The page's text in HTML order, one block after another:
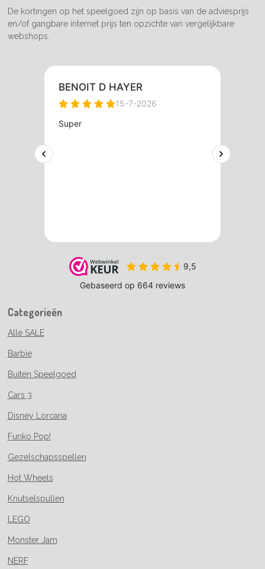
De kortingen op het speelgoed zijn op basis van de adviesprijs
en/of gangbare internet prijs ten opzichte van vergelijkbare
webshops.
Categorieën
Alle SALE
Barbie
Buiten Speelgoed
Cars 3
Disney Lorcana
Funko Pop!
Gezelschapsspellen
Hot Wheels
Knutselspullen
LEGO
Monster Jam
NERF